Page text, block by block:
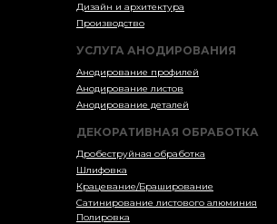
УСЛУГА АНОДИРОВАНИЯ
Анодирование профилей
Анодирование листов
Анодирование деталей
Дизайн и архитектура
Производство
ДЕКОРАТИВНАЯ ОБРАБОТКА
Дробеструйная обработка
Шлифовка
Сатинирование листового алюминия
Крацевание/Браширование
Полировка